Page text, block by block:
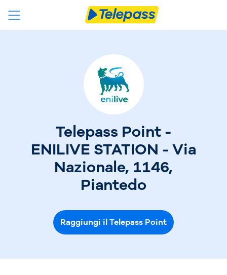
Telepass Point -
ENILIVE STATION - Via
Nazionale, 1146,
Piantedo
Raggiungi il Telepass Point